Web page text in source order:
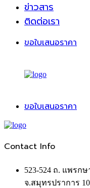
ข่าวสาร
ติดต่อเรา
ขอใบเสนอราคา
ขอใบเสนอราคา
Contact Info
523-524 ถ. แพรก
จ.สมุทรปราการ